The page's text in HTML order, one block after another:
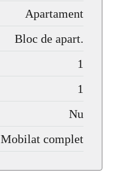
Apartament
Bloc de apart.
1
1
Nu
Mobilat complet